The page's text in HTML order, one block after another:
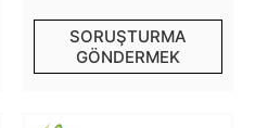
SORUŞTURMA
GÖNDERMEK